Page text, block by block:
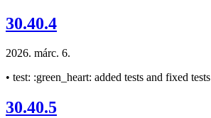
30.40.4
2026. márc. 6.
• test: :green_heart: added tests and fixed tests
30.40.5